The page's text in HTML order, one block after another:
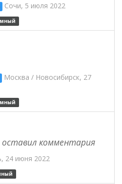
Сочи, 5 июля 2022
Москва / Новосибирск, 27
оставил комментария
24 июня 2022